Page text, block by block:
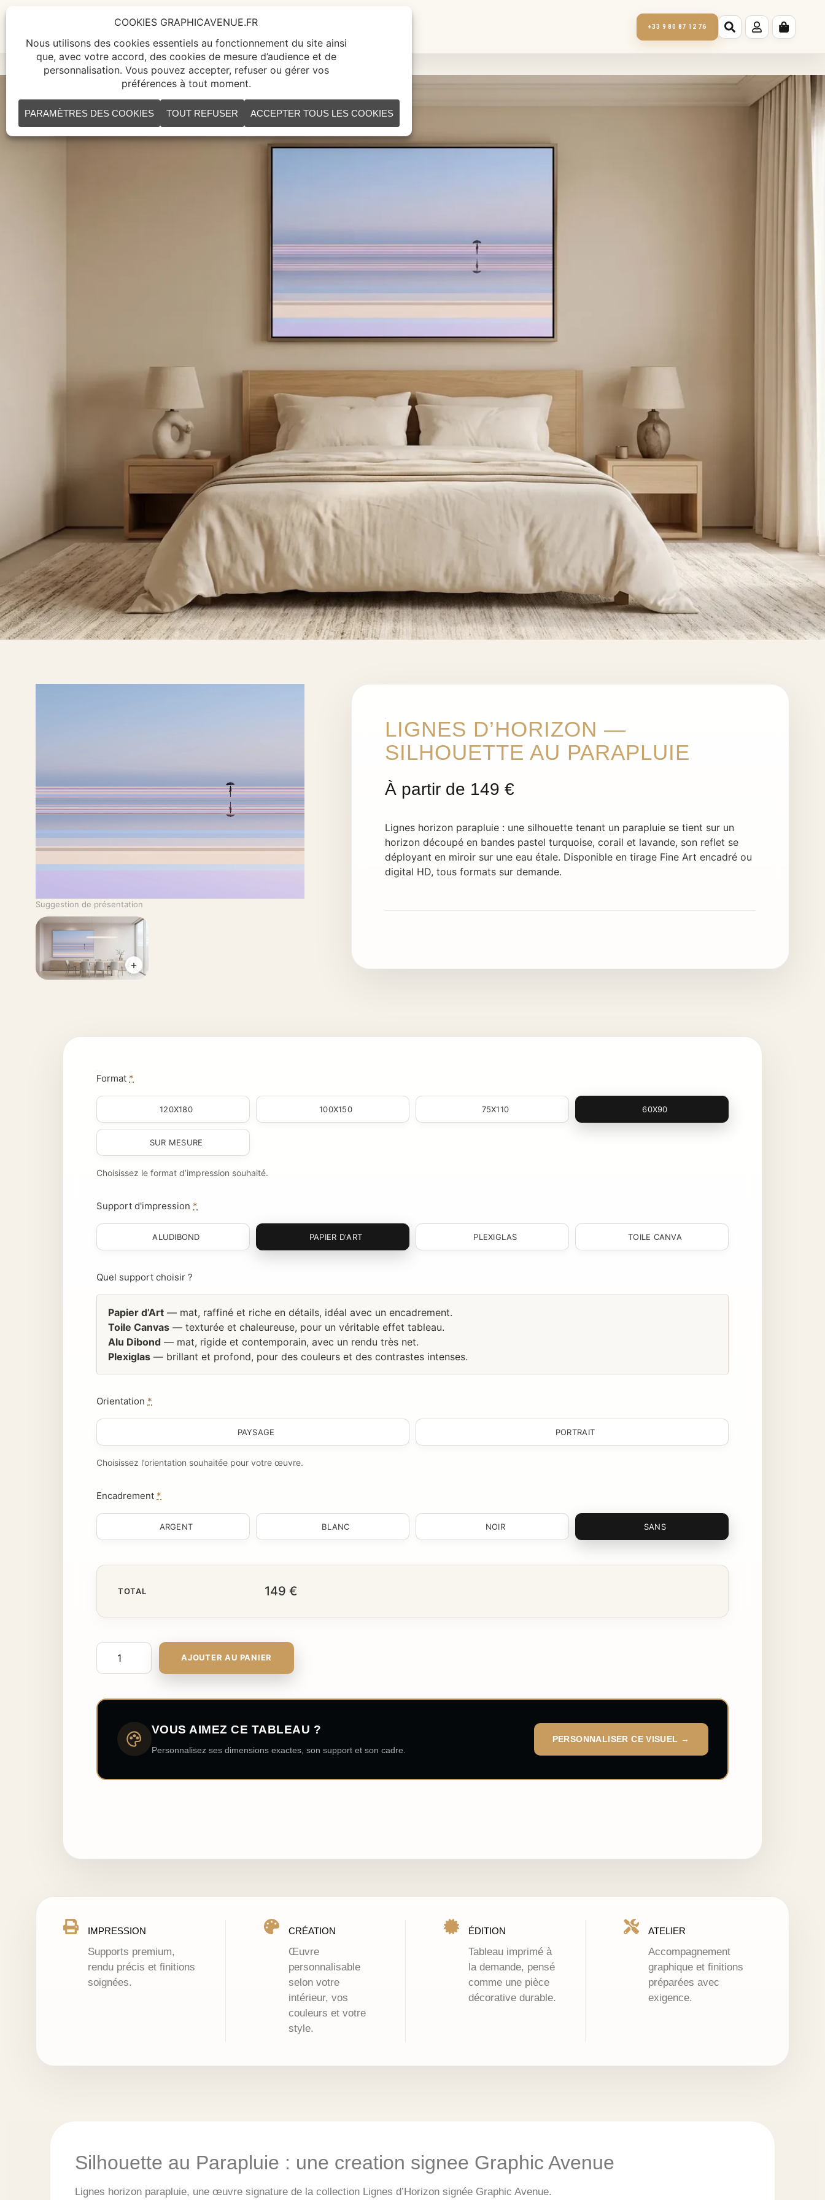
ACCUEILTABLEAUX +33 9 80 87 12 76
Suggestion de présentation
+
LIGNES D’HORIZON —
SILHOUETTE AU PARAPLUIE
Lignes horizon parapluie : une silhouette tenant un parapluie se tient sur un
horizon découpé en bandes pastel turquoise, corail et lavande, son reflet se
déployant en miroir sur une eau étale. Disponible en tirage Fine Art encadré ou
digital HD, tous formats sur demande.
Format *
120X180 100X150 75X110 60X90
SUR MESURE
Choisissez le format d’impression souhaité.
Support d'impression *
ALUDIBOND PAPIER D'ART PLEXIGLAS TOILE CANVA
Quel support choisir ?
Papier d’Art — mat, raffiné et riche en détails, idéal avec un encadrement.
Toile Canvas — texturée et chaleureuse, pour un véritable effet tableau.
Alu Dibond — mat, rigide et contemporain, avec un rendu très net.
Plexiglas — brillant et profond, pour des couleurs et des contrastes intenses.
Orientation *
PAYSAGE PORTRAIT
Choisissez l’orientation souhaitée pour votre œuvre.
Encadrement *
ARGENT BLANC NOIR SANS
TOTAL 149 €
AJOUTER AU PANIER
VOUS AIMEZ CE TABLEAU ?
Personnalisez ses dimensions exactes, son support et son cadre.
PERSONNALISER CE VISUEL →
IMPRESSION
Supports premium,
rendu précis et finitions
soignées.
CRÉATION
Œuvre
personnalisable
selon votre
intérieur, vos
couleurs et votre
style.
ÉDITION
Tableau imprimé à
la demande, pensé
comme une pièce
décorative durable.
ATELIER
Accompagnement
graphique et finitions
préparées avec
exigence.
Silhouette au Parapluie : une creation signee Graphic Avenue
Lignes horizon parapluie, une œuvre signature de la collection Lignes d’Horizon signée Graphic Avenue.